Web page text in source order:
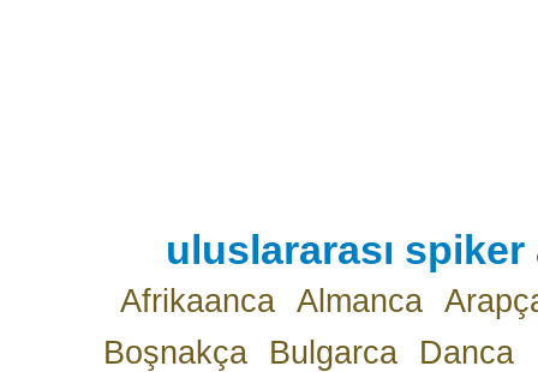
uluslararası
Afrikaanca Almanca
Boşnakça
Bulgarca Danca